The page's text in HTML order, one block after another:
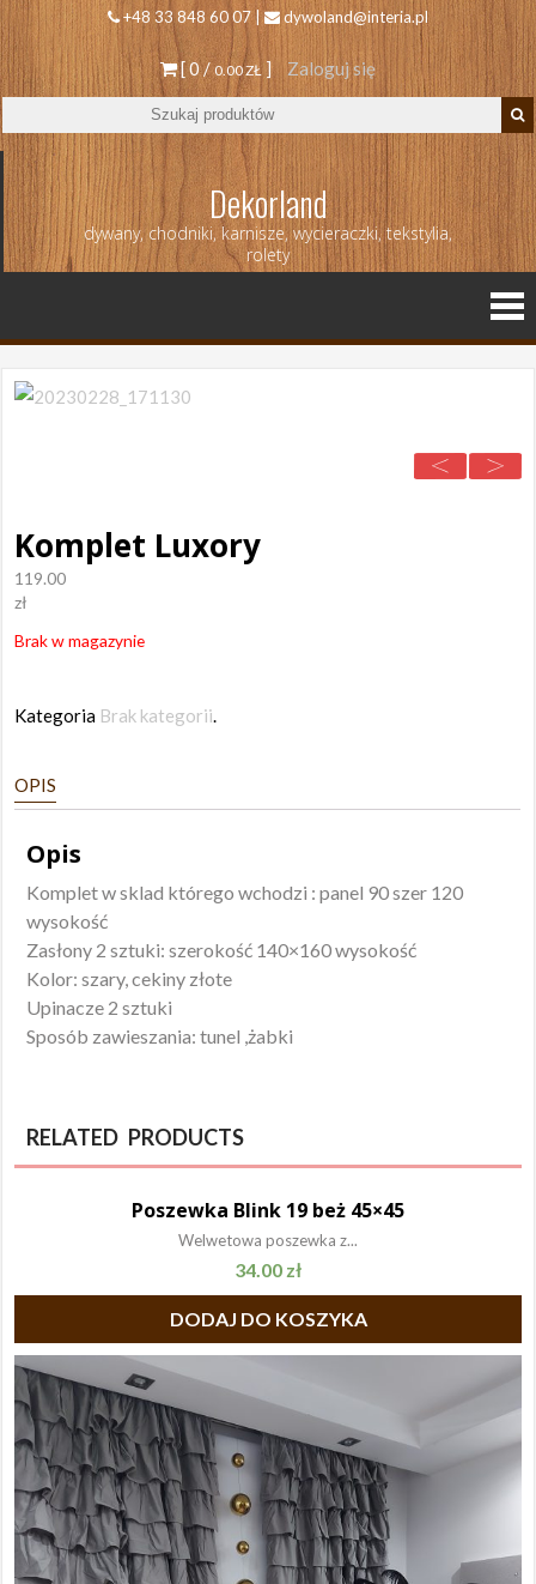
+48 33 848 60 07 | dywoland@interia.pl
[ 0 /0.00 ZŁ ] Zaloguj się
Dekorland
dywany, chodniki, karnisze, wycieraczki, tekstylia,
rolety
Komplet Luxory
119.00
zł
Brak w magazynie
Kategoria Brak kategorii.
OPIS
Opis
Komplet w sklad którego wchodzi : panel 90 szer 120
wysokość
Zasłony 2 sztuki: szerokość 140×160 wysokość
Kolor: szary, cekiny złote
Upinacze 2 sztuki
Sposób zawieszania: tunel ,żabki
RELATED PRODUCTS
Poszewka Blink 19 beż 45×45
Welwetowa poszewka z...
34.00 zł
DODAJ DO KOSZYKA